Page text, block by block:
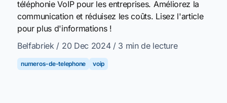
téléphonie VoIP pour les entreprises. Améliorez la
communication et réduisez les coûts. Lisez l'article
pour plus d'informations !
Belfabriek / 20 Dec 2024 / 3 min de lecture
numeros-de-telephone voip